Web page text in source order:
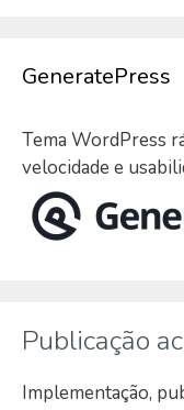
GeneratePress
Tema WordPress
velocidade e
Publicação
Implementação,